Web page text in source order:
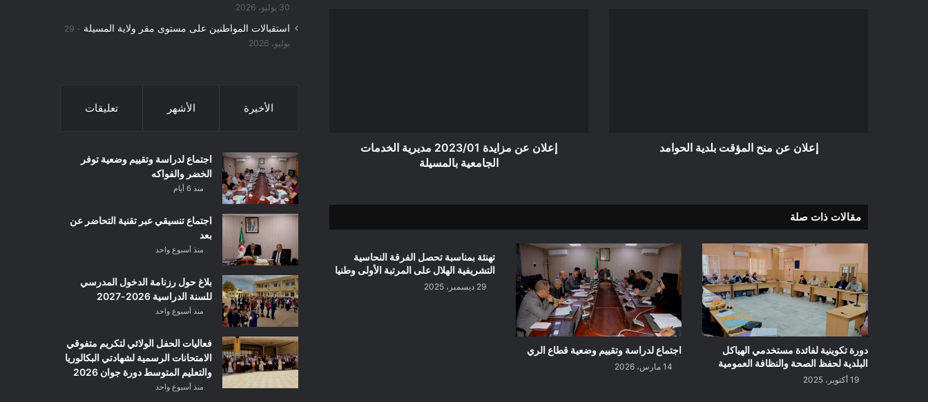
إعلان عن منح المؤقت بلدية الحوامد
إعلان عن مزايدة 2023/01 مديرية الخدمات
الجامعية بالمسيلة
مقالات ذات صلة
دورة تكوينية لفائدة مستخدمي الهياكل
البلدية لحفظ الصحة والنظافة العمومية
19 أكتوبر، 2025
اجتماع لدراسة وتقييم وضعية قطاع الري
14 مارس، 2026
تهنئة بمناسبة تحصل الفرقة النحاسية
التشريفية الهلال على المرتبة الأولى وطنيا
29 ديسمبر، 2025
30 يوليو، 2026
استقبالات المواطنين على مستوى مقر ولاية المسيلة
29
يوليو، 2026
الأخيرة الأشهر تعليقات
اجتماع لدراسة وتقييم وضعية توفر
الخضر والفواكه
منذ 6 أيام
اجتماع تنسيقي عبر تقنية التحاضر عن
بعد
منذ أسبوع واحد
بلاغ حول رزنامة الدخول المدرسي
للسنة الدراسية 2026-2027
منذ أسبوع واحد
فعاليات الحفل الولائي لتكريم متفوقي
الامتحانات الرسمية لشهادتي البكالوريا
والتعليم المتوسط دورة جوان 2026
منذ أسبوع واحد